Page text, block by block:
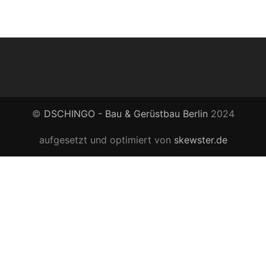
© DSCHINGO - Bau & Gerüstbau Berlin 2024
aufgesetzt und optimiert von skewster.de